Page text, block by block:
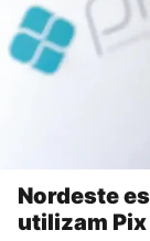
Nordeste
utilizam